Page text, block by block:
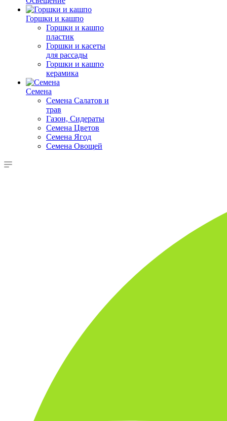
Горшки и кашпо
Горшки и кашпо
пластик
Горшки и касеты
для рассады
Горшки и кашпо
керамика
Семена
Семена Салатов и
трав
Газон, Сидераты
Семена Цветов
Семена Ягод
Семена Овощей